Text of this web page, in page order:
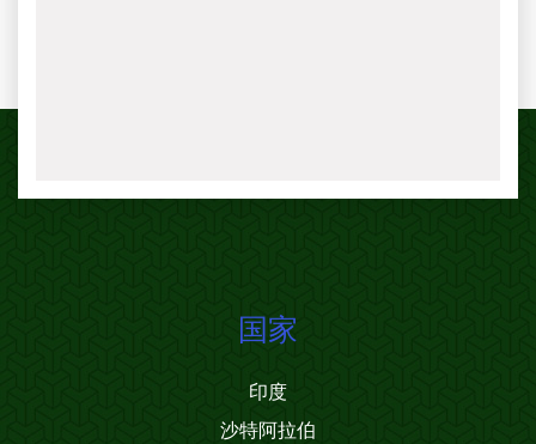
国家
印度
沙特阿拉伯